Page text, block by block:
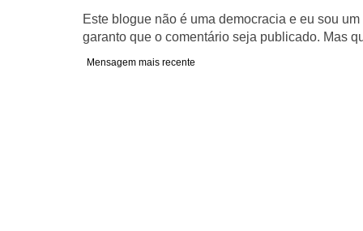
Este blogue não é uma democracia e eu sou
garanto que o comentário seja publicado. Mas
Mensagem mais recente